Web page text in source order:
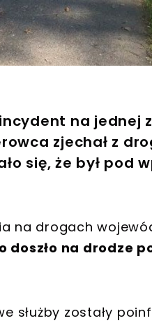
na jednej
zjechał z
się, że był pod
na drogach
doszło na drodze
służby zostały